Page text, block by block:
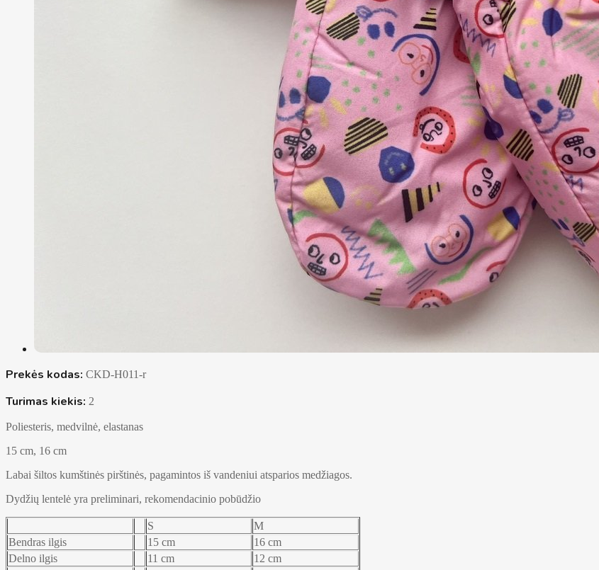
Prekės kodas: CKD-H011-r
Turimas kiekis: 2
Poliesteris, medvilnė, elastanas
15 cm, 16 cm
Labai šiltos kumštinės pirštinės, pagamintos iš vandeniui atsparios medžiagos.
Dydžių lentelė yra preliminari, rekomendacinio pobūdžio
S
M
Bendras ilgis
15 cm
16 cm
Delno ilgis
11 cm
12 cm